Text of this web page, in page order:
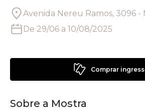
Avenida Nereu Ramos, 3096 -
De 29/06 a 10/08/2025
Comprar
Sobre a Mostra